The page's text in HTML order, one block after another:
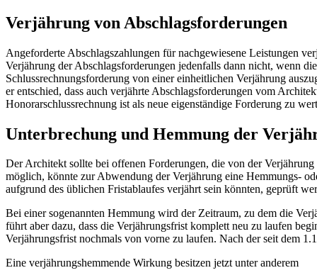
Verjährung von Abschlagsforderungen
Angeforderte Abschlagszahlungen für nachgewiesene Leistungen
Verjährung der Abschlagsforderungen jedenfalls dann nicht, wenn
Schlussrechnungsforderung von einer einheitlichen Verjährung
er entschied, dass auch verjährte Abschlagsforderungen vom
Honorarschlussrechnung ist als neue eigenständige Forderung zu
Unterbrechung und Hemmung der
Der Architekt sollte bei offenen Forderungen, die von der
möglich, könnte zur Abwendung der Verjährung eine Hemmungs-
aufgrund des üblichen Fristablaufes verjährt sein könnten, geprüft
Bei einer sogenannten Hemmung wird der Zeitraum, zu dem die
führt aber dazu, dass die Verjährungsfrist komplett neu zu laufen
Verjährungsfrist nochmals von vorne zu laufen. Nach der seit dem
Eine verjährungshemmende Wirkung besitzen jetzt unter anderem